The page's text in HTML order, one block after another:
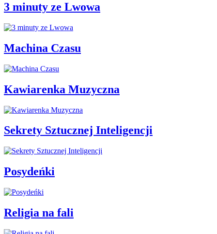
3 minuty ze Lwowa
Machina Czasu
Kawiarenka Muzyczna
Sekrety Sztucznej Inteligencji
Posydeńki
Religia na fali